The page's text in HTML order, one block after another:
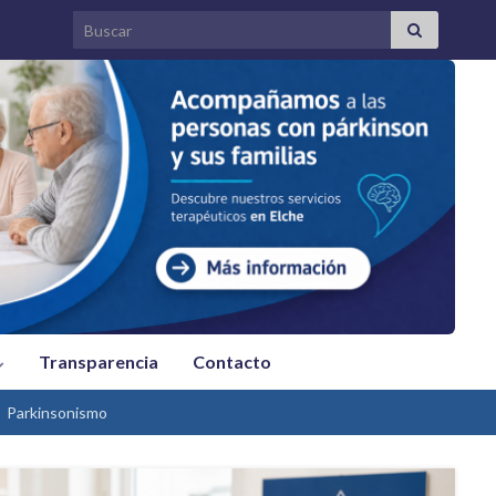
Search for:
Transparencia Contacto
Parkinsonismo